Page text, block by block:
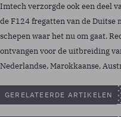
Imtech verzorgde ook een deel
de F124 fregatten van de Duitse
schepen waar het nu om gaat.
ontvangen voor de uitbreiding
Nederlandse, Marokkaanse,
GERELATEERDE ARTIKELEN